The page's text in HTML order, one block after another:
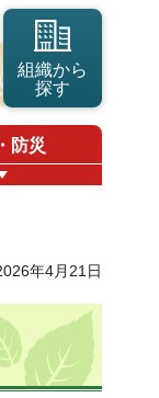
組織から
探す
防災
年4月21日